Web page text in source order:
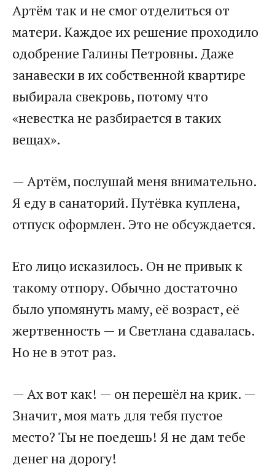
Артём так и не смог отделиться от
матери. Каждое их решение проходило
одобрение Галины Петровны. Даже
занавески в их собственной квартире
выбирала свекровь, потому что
«невестка не разбирается в таких
вещах».
— Артём, послушай меня внимательно.
Я еду в санаторий. Путёвка куплена,
отпуск оформлен. Это не обсуждается.
Его лицо исказилось. Он не привык к
такому отпору. Обычно достаточно
было упомянуть маму, её возраст, её
жертвенность — и Светлана сдавалась.
Но не в этот раз.
— Ах вот как! — он перешёл на крик. —
Значит, моя мать для тебя пустое
место? Ты не поедешь! Я не дам тебе
денег на дорогу!